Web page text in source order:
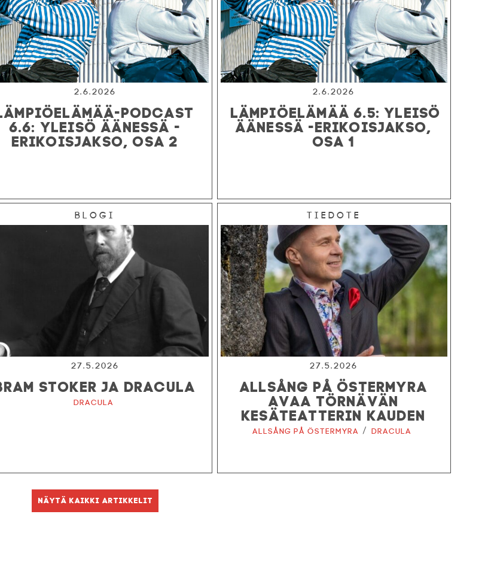
2.6.2026
PODCAST
6.6: YLEISÖ ÄÄNESSÄ -
ERIKOISJAKSO, OSA 2
2.6.2026
LÄMPIÖELÄMÄÄ 6.5: YLEISÖ
ÄÄNESSÄ -ERIKOISJAKSO,
OSA 1
Blogi
27.5.2026
STOKER JA DRACULA
Dracula
Tiedote
27.5.2026
ALLSÅNG PÅ ÖSTERMYRA
AVAA TÖRNÄVÄN
KESÄTEATTERIN KAUDEN
Allsång på Östermyra / Dracula
Näytä kaikki artikkelit